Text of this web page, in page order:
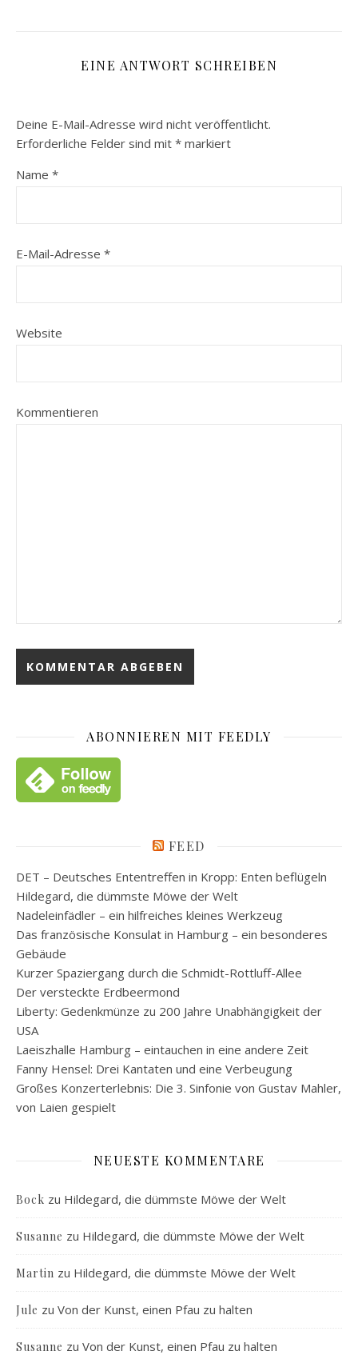
EINE ANTWORT SCHREIBEN
Deine E-Mail-Adresse wird nicht veröffentlicht.
Erforderliche Felder sind mit * markiert
Name *
E-Mail-Adresse *
Website
Kommentieren
ABONNIEREN MIT FEEDLY
FEED
DET – Deutsches Ententreffen in Kropp: Enten beflügeln
Hildegard, die dümmste Möwe der Welt
Nadeleinfädler – ein hilfreiches kleines Werkzeug
Das französische Konsulat in Hamburg – ein besonderes
Gebäude
Kurzer Spaziergang durch die Schmidt-Rottluff-Allee
Der versteckte Erdbeermond
Liberty: Gedenkmünze zu 200 Jahre Unabhängigkeit der
USA
Laeiszhalle Hamburg – eintauchen in eine andere Zeit
Fanny Hensel: Drei Kantaten und eine Verbeugung
Großes Konzerterlebnis: Die 3. Sinfonie von Gustav Mahler,
von Laien gespielt
NEUESTE KOMMENTARE
Bock zu Hildegard, die dümmste Möwe der Welt
Susanne zu Hildegard, die dümmste Möwe der Welt
Martin zu Hildegard, die dümmste Möwe der Welt
Jule zu Von der Kunst, einen Pfau zu halten
Susanne zu Von der Kunst, einen Pfau zu halten